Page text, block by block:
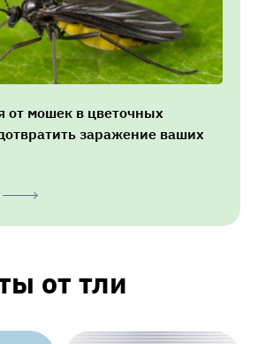
от мошек в цветочных
заражение ваших
от тли